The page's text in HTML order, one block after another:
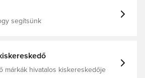
segítsünk
márkák hivatalos kiskereskedője